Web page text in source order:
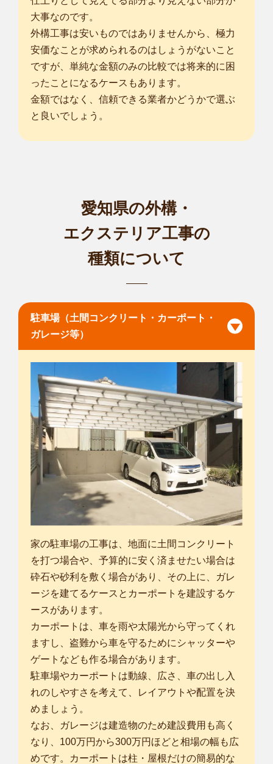
大事なのです。
外構工事は安いものではありませんから、極力
安価なことが求められるのはしょうがないこと
ですが、単純な金額のみの比較では将来的に困
ったことになるケースもあります。
金額ではなく、信頼できる業者かどうかで選ぶ
と良いでしょう。
愛知県の外構・
エクステリア工事の
種類について
駐車場（土間コンクリート・カーポート・
ガレージ等）
家の駐車場の工事は、地面に土間コンクリート
を打つ場合や、予算的に安く済ませたい場合は
砕石や砂利を敷く場合があり、その上に、ガレ
ージを建てるケースとカーポートを建設するケ
ースがあります。
カーポートは、車を雨や太陽光から守ってくれ
ますし、盗難から車を守るためにシャッターや
ゲートなども作る場合があります。
駐車場やカーポートは動線、広さ、車の出し入
れのしやすさを考えて、レイアウトや配置を決
めましょう。
なお、ガレージは建造物のため建設費用も高く
なり、100万円から300万円ほどと相場の幅も広
めです。カーポートは柱・屋根だけの簡易的な